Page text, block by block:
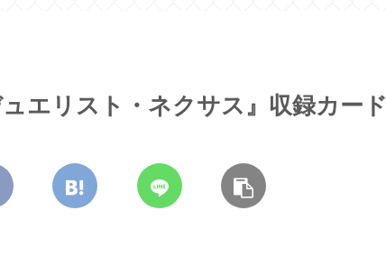
ュエリスト・ネクサス』収録カード